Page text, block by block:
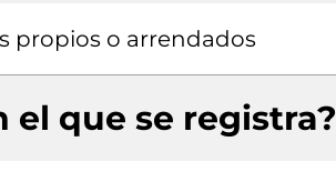
propios o arrendados
el que se registra?